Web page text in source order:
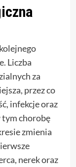
Liczba
za
przez co
infekcje oraz
tym chorobę
zmienia
nerek oraz